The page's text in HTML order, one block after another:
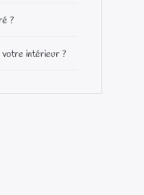
?
votre intérieur ?